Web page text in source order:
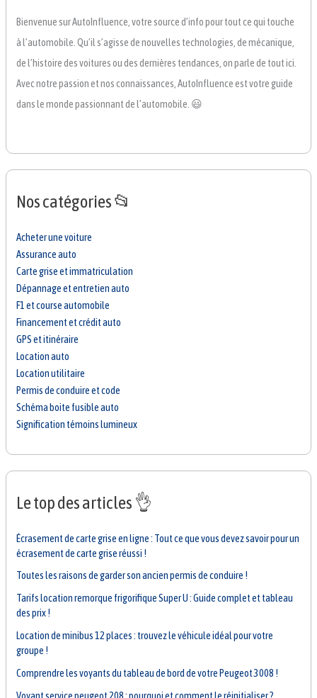
Bienvenue sur AutoInfluence, votre source d’info pour tout ce qui touche
à l’automobile. Qu’il s’agisse de nouvelles technologies, de mécanique,
de l’histoire des voitures ou des dernières tendances, on parle de tout ici.
Avec notre passion et nos connaissances, AutoInfluence est votre guide
dans le monde passionnant de l’automobile. 😃
Nos catégories 📂
Acheter une voiture
Assurance auto
Carte grise et immatriculation
Dépannage et entretien auto
F1 et course automobile
Financement et crédit auto
GPS et itinéraire
Location auto
Location utilitaire
Permis de conduire et code
Schéma boite fusible auto
Signification témoins lumineux
Le top des articles 👌
Écrasement de carte grise en ligne : Tout ce que vous devez savoir pour un
écrasement de carte grise réussi !
Toutes les raisons de garder son ancien permis de conduire !
Tarifs location remorque frigorifique Super U : Guide complet et tableau
des prix !
Location de minibus 12 places : trouvez le véhicule idéal pour votre
groupe !
Comprendre les voyants du tableau de bord de votre Peugeot 3008 !